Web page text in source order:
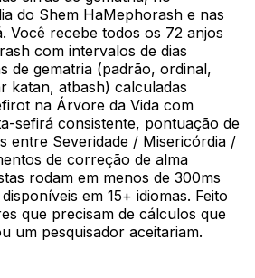
do Shem HaMephorash e nas
Você recebe todos os 72 anjos
com intervalos de dias
de gematria (padrão, ordinal,
katan, atbash) calculadas
na Árvore da Vida com
sefirá consistente, pontuação de
entre Severidade / Misericórdia /
de correção de alma
rodam em menos de 300ms
em 15+ idiomas. Feito
que precisam de cálculos que
um pesquisador aceitariam.